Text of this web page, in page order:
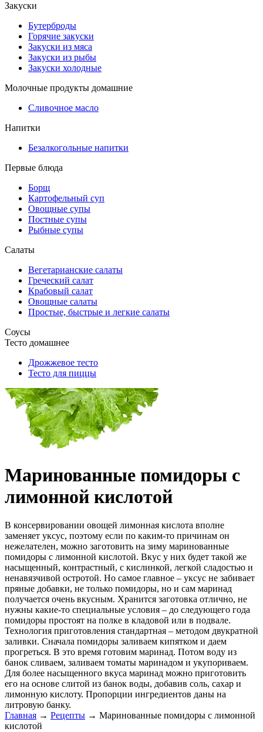
Закуски
Бутерброды
Горячие закуски
Закуски из мяса
Закуски из рыбы
Закуски холодные
Молочные продукты домашние
Сливочное масло
Напитки
Безалкогольные напитки
Первые блюда
Борщ
Картофельный суп
Овощные супы
Постные супы
Рыбные супы
Салаты
Вегетарианские салаты
Греческий салат
Крабовый салат
Овощные салаты
Простые, быстрые и легкие салаты
Соусы
Тесто домашнее
Дрожжевое тесто
Тесто для пиццы
Маринованные помидоры с
лимонной кислотой
В консервировании овощей лимонная кислота вполне
заменяет уксус, поэтому если по каким-то причинам он
нежелателен, можно заготовить на зиму маринованные
помидоры с лимонной кислотой. Вкус у них будет такой же
насыщенный, контрастный, с кислинкой, легкой сладостью и
ненавязчивой остротой. Но самое главное – уксус не забивает
пряные добавки, не только помидоры, но и сам маринад
получается очень вкусным. Хранится заготовка отлично, не
нужны какие-то специальные условия – до следующего года
помидоры простоят на полке в кладовой или в подвале.
Технология приготовления стандартная – методом двукратной
заливки. Сначала помидоры заливаем кипятком и даем
прогреться. В это время готовим маринад. Потом воду из
банок сливаем, заливаем томаты маринадом и укупориваем.
Для более насыщенного вкуса маринад можно приготовить
его на основе слитой из банок воды, добавив соль, сахар и
лимонную кислоту. Пропорции ингредиентов даны на
литровую банку.
Главная → Рецепты → Маринованные помидоры с лимонной
кислотой